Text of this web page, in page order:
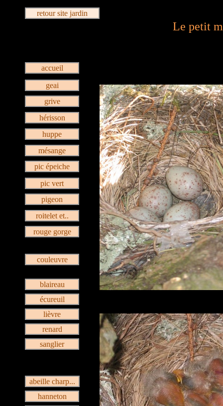
retour site jardin
Le petit
accueil
geai
grive
hérisson
huppe
mésange
pic épeiche
pic vert
pigeon
roitelet et..
rouge gorge
couleuvre
blaireau
écureuil
lièvre
renard
sanglier
abeille charp...
hanneton